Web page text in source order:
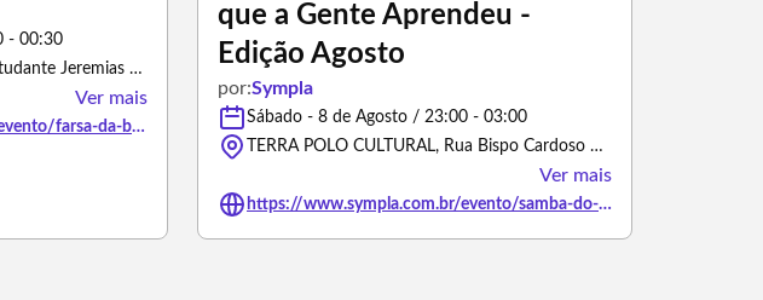
- 00:30
Teatro Barreto Júnior, Rua Estudante Jeremias Bastos - Recife/Pernambuco
Ver mais
https://www.sympla.com.br/evento/farsa-da-boa-preguica-08-08/3501850
que a Gente Aprendeu -
Edição Agosto
por:Sympla
Sábado - 8 de Agosto / 23:00 - 03:00
TERRA POLO CULTURAL, Rua Bispo Cardoso Ayres - Recife/Pernambuco
Ver mais
https://www.sympla.com.br/evento/samba-do-sereno-do-jeito-que-a-gente-aprendeu-edicao-agosto/3494987